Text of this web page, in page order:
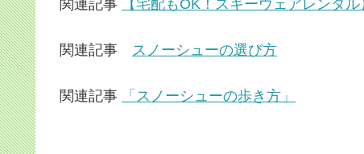
関連記事 【宅配もOK！スキーウェアレンタ
関連記事 スノーシューの選び方
関連記事 「スノーシューの歩き方」